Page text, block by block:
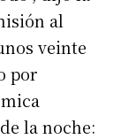
al
veinte
por
la noche: